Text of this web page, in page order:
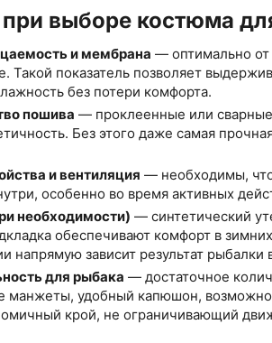
выборе костюма
и мембрана — оптимально
Такой показатель позволяет
без потери комфорта.
пошива — проклеенные или
Без этого даже самая
и вентиляция — необходимы,
особенно во время активных
необходимости) — синтетический
обеспечивают комфорт в
напрямую зависит результат рыбалки
для рыбака — достаточное
манжеты, удобный капюшон,
крой, не ограничивающий